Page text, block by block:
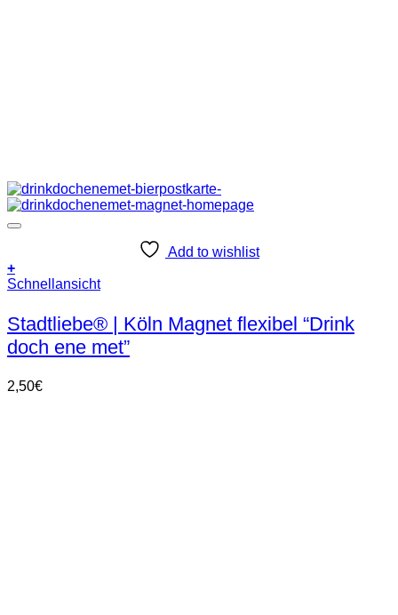
Add to wishlist
+
Schnellansicht
Stadtliebe® | Köln Magnet flexibel “Drink
doch ene met”
2,50€